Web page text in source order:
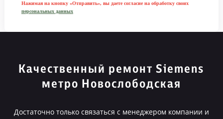
Нажимая на кнопку «Отправить», вы даете согласие на обработку своих
персональных данных
Качественный ремонт Siemens
метро Новослободская
Достаточно только связаться с менеджером компании и